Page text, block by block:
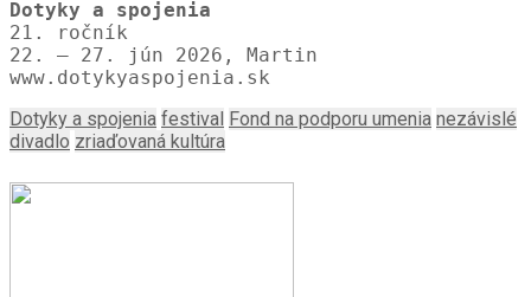
21. ročník
22. – 27. jún 2026, Martin
www.dotykyaspojenia.sk
Dotyky a spojenia festival Fond na podporu umenia nezávislé
divadlo zriaďovaná kultúra